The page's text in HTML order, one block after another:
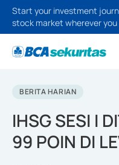
Start your investment
stock market wherever you
BERITA HARIAN
IHSG SESI I
99 POIN DI